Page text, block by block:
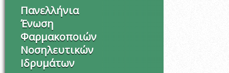
Πανελλήνια
Ένωση
Φαρμακοποιών
Νοσηλευτικών
Ιδρυμάτων